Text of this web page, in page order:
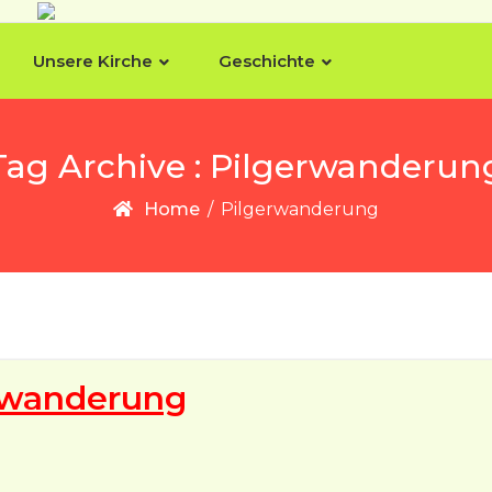
Unsere Kirche Geschichte
Archive :
Home / Pilgerwanderung